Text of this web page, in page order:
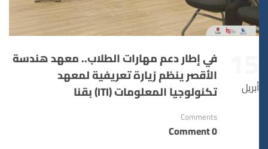
أبريل
في إطار دعم مهارات الطلاب.. معهد هندسة
الأقصر ينظم زيارة تعريفية لمعهد
تكنولوجيا المعلومات (ITI) بقنا
Comments